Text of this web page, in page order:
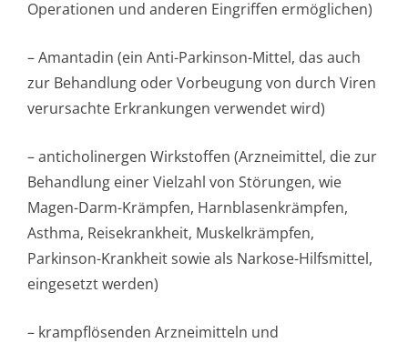
Operationen und anderen Eingriffen ermöglichen)
– Amantadin (ein Anti-Parkinson-Mittel, das auch
zur Behandlung oder Vorbeugung von durch Viren
verursachte Erkrankungen verwendet wird)
– anticholinergen Wirkstoffen (Arzneimittel, die zur
Behandlung einer Vielzahl von Störungen, wie
Magen-Darm-Krämpfen, Harnblasenkrämpfen,
Asthma, Reisekrankheit, Muskelkrämpfen,
Parkinson-Krankheit sowie als Narkose-Hilfsmittel,
eingesetzt werden)
– krampflösenden Arzneimitteln und